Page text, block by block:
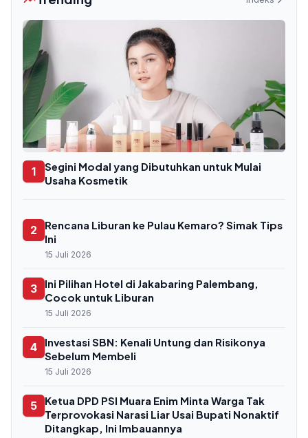
1
Segini Modal yang Dibutuhkan untuk Mulai
Usaha Kosmetik
2
Rencana Liburan ke Pulau Kemaro? Simak Tips
Ini
15 Juli 2026
3
Ini Pilihan Hotel di Jakabaring Palembang,
Cocok untuk Liburan
15 Juli 2026
4
Investasi SBN: Kenali Untung dan Risikonya
Sebelum Membeli
15 Juli 2026
5
Ketua DPD PSI Muara Enim Minta Warga Tak
Terprovokasi Narasi Liar Usai Bupati Nonaktif
Ditangkap, Ini Imbauannya